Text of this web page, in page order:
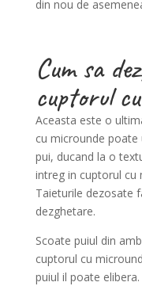
din nou de
Cum sa
cuptorul
Aceasta este o
cu microunde poate
pui, ducand la o
intreg in cuptorul cu
Taieturile dezosate
dezghetare.
Scoate puiul din
cuptorul cu
puiul il poate